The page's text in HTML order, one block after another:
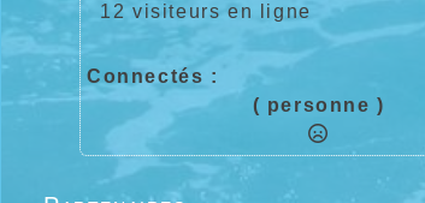
12 visiteurs en ligne
Connectés :
( personne )